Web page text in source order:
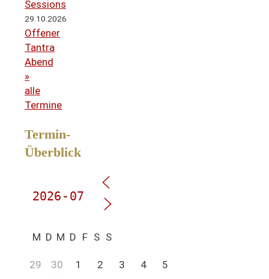
Sessions
29.10.2026
Offener
Tantra
Abend
»
alle
Termine
Termin-
Überblick
M D M D F S S
29 30 1 2 3 4 5